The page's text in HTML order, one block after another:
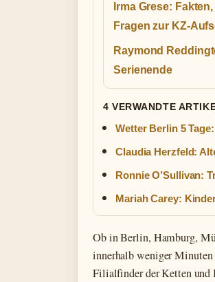
Irma Grese:
Fragen zur KZ-
Raymond
Serienende
4 VERWANDTE
Wetter Berlin 5
Claudia Herzfeld:
Ronnie O’Sullivan:
Mariah Carey:
Ob in Berlin, Hamburg,
innerhalb weniger Minuten
Filialfinder der Ketten und